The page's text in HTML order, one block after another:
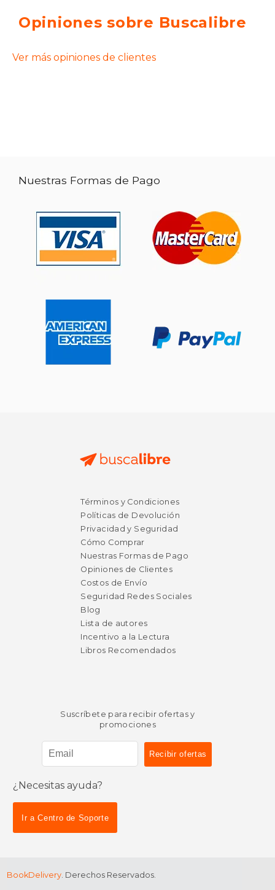
Opiniones sobre Buscalibre
Ver más opiniones de clientes
Nuestras Formas de Pago
Términos y Condiciones
Políticas de Devolución
Privacidad y Seguridad
Cómo Comprar
Nuestras Formas de Pago
Opiniones de Clientes
Costos de Envío
Seguridad Redes Sociales
Blog
Lista de autores
Incentivo a la Lectura
Libros Recomendados
Suscríbete para recibir ofertas y
promociones
¿Necesitas ayuda?
Ir a Centro de Soporte
BookDelivery. Derechos Reservados.